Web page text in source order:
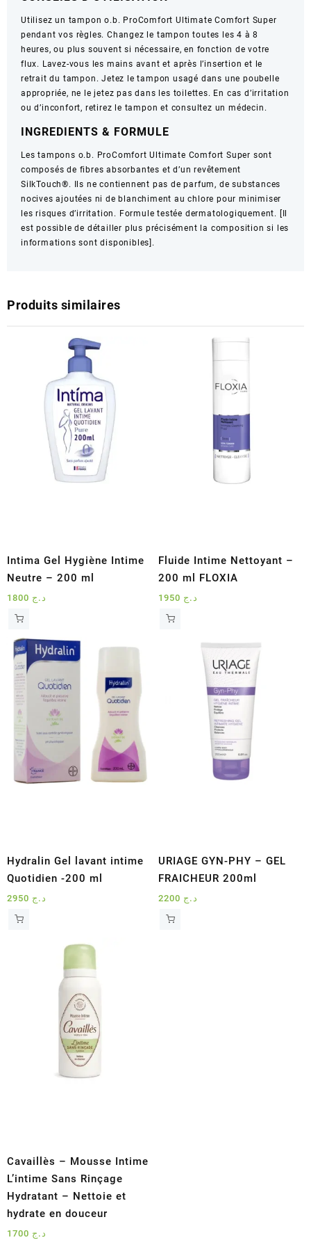
Utilisez un tampon o.b. ProComfort Ultimate Comfort Super
pendant vos règles. Changez le tampon toutes les 4 à 8
heures, ou plus souvent si nécessaire, en fonction de votre
flux. Lavez-vous les mains avant et après l’insertion et le
retrait du tampon. Jetez le tampon usagé dans une poubelle
appropriée, ne le jetez pas dans les toilettes. En cas d’irritation
ou d’inconfort, retirez le tampon et consultez un médecin.
INGREDIENTS & FORMULE
Les tampons o.b. ProComfort Ultimate Comfort Super sont
composés de fibres absorbantes et d’un revêtement
SilkTouch®. Ils ne contiennent pas de parfum, de substances
nocives ajoutées ni de blanchiment au chlore pour minimiser
les risques d’irritation. Formule testée dermatologiquement. [Il
est possible de détailler plus précisément la composition si les
informations sont disponibles].
Produits similaires
Intima Gel Hygiène Intime
Neutre – 200 ml
د.ج
Fluide Intime Nettoyant –
200 ml FLOXIA
د.ج
Hydralin Gel lavant intime
Quotidien -200 ml
د.ج
URIAGE GYN-PHY – GEL
FRAICHEUR 200ml
د.ج
Cavaillès – Mousse Intime
L’intime Sans Rinçage
Hydratant – Nettoie et
hydrate en douceur
د.ج